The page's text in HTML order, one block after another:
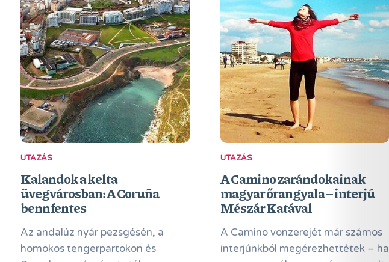
UTAZÁS
Kalandok a kelta
üvegvárosban: A Coruña
bennfentes
Az andalúz nyár pezsgésén, a
homokos tengerpartokon és
UTAZÁS
A Camino zarándokainak
magyar őrangyala – interjú
Mészár Katával
A Camino vonzerejét már számos
interjúnkból megérezhettétek – ha